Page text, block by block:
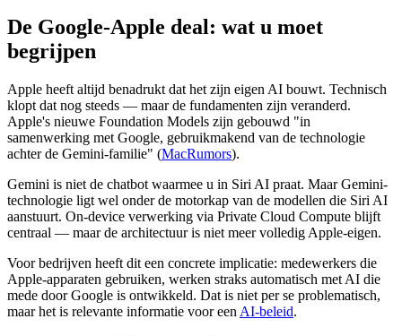
De Google-Apple deal: wat u moet
begrijpen
Apple heeft altijd benadrukt dat het zijn eigen AI bouwt. Technisch
klopt dat nog steeds — maar de fundamenten zijn veranderd.
Apple's nieuwe Foundation Models zijn gebouwd "in
samenwerking met Google, gebruikmakend van de technologie
achter de Gemini-familie" (MacRumors).
Gemini is niet de chatbot waarmee u in Siri AI praat. Maar Gemini-
technologie ligt wel onder de motorkap van de modellen die Siri AI
aanstuurt. On-device verwerking via Private Cloud Compute blijft
centraal — maar de architectuur is niet meer volledig Apple-eigen.
Voor bedrijven heeft dit een concrete implicatie: medewerkers die
Apple-apparaten gebruiken, werken straks automatisch met AI die
mede door Google is ontwikkeld. Dat is niet per se problematisch,
maar het is relevante informatie voor een AI-beleid.